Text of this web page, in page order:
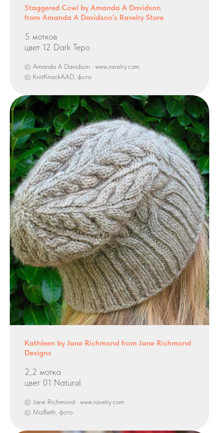
Staggered Cowl by Amanda A Davidson
from Amanda A Davidson’s Ravelry Store
5 мотков
цвет 12 Dark Tepo
© Amanda A Davidson · www.ravelry.com
© KnitKnackAAD, фото
Kathleen by Jane Richmond from Jane Richmond
Designs
2,2 мотка
цвет 01 Natural
© Jane Richmond · www.ravelry.com
© MizBeth, фото